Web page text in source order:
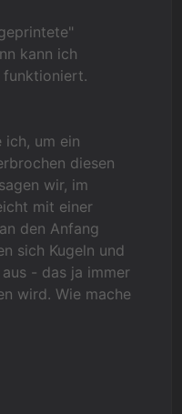
kann ich
funktioniert.
ich, um ein
diesen
wir, im
mit einer
den Anfang
sich Kugeln und
- das ja immer
wird. Wie mache